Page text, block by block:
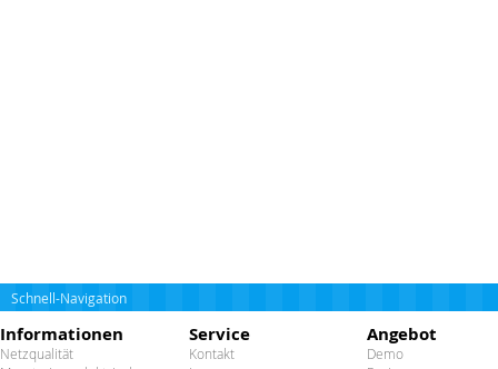
Schnell-Navigation
Informationen
Netzqualität
Service
Kontakt
Angebot
Demo